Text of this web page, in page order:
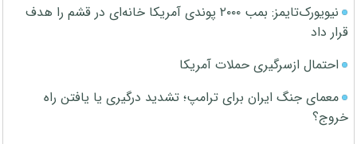
نیویورک‌تایمز: بمب ۲۰۰۰ پوندی آمریکا خانه‌ای در قشم را هدف
قرار داد
احتمال ازسرگیری حملات آمریکا
معمای جنگ ایران برای ترامپ؛ تشدید درگیری یا یافتن راه
خروج؟